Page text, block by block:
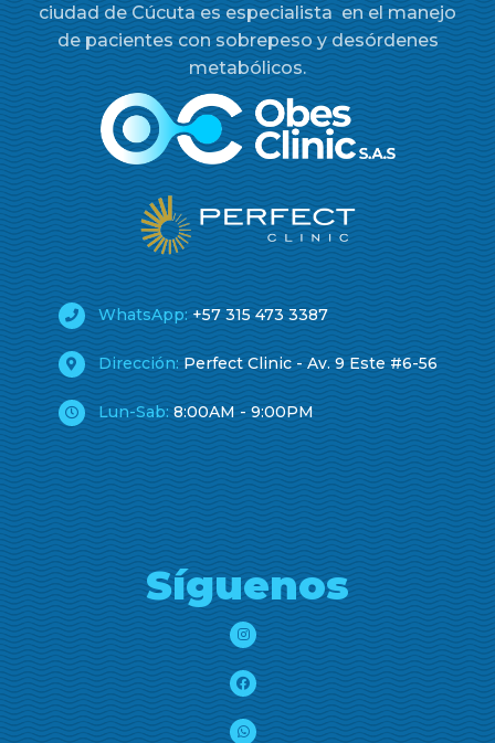
ciudad de Cúcuta es especialista en el manejo
de pacientes con sobrepeso y desórdenes
metabólicos.
WhatsApp: +57 315 473 3387
Dirección:Perfect Clinic - Av. 9 Este #6-56
Lun-Sab:8:00AM - 9:00PM
Síguenos